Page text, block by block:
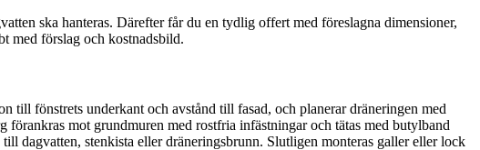
ska hanteras. Därefter får du en tydlig offert med föreslagna dimensioner,
med förslag och kostnadsbild.
till fönstrets underkant och avstånd till fasad, och planerar dräneringen med
mot grundmuren med rostfria infästningar och tätas med butylband
dagvatten, stenkista eller dräneringsbrunn. Slutligen monteras galler eller lock